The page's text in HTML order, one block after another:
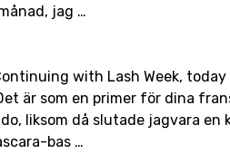
jag …
with Lash Week, today
är som en primer för dina
liksom då slutade jagvara en
bas …